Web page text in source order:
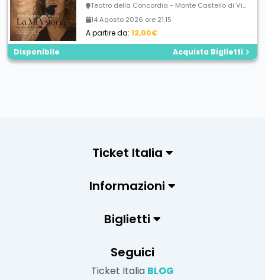
Teatro della Concordia - Monte Castello di Vibio (PG)
14 Agosto 2026 ore 21.15
A partire da: 12,00€
Disponibile
Acquista Biglietti
Ticket Italia
Informazioni
Biglietti
Seguici
Ticket Italia BLOG